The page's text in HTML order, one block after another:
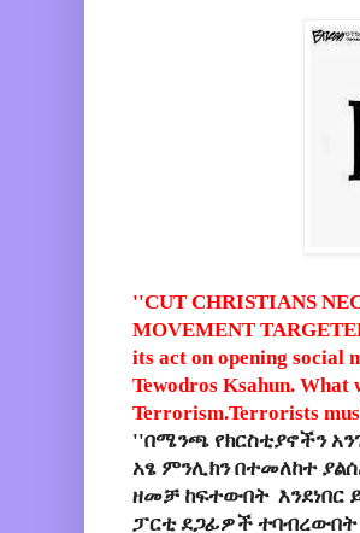
''CUT CHRISTIANS
MOVEMENT
its act on opening social
Tewodros Ksahun.
Terrorism.Terrorists
''በሜንጫ የክርስቲያኖችን
አፄ ምንሊክን በተመለከተ
ዘመቻ ከፍተውበት እንደነበር
ፓርቲ ደጋፊዎች ተባብረውበት